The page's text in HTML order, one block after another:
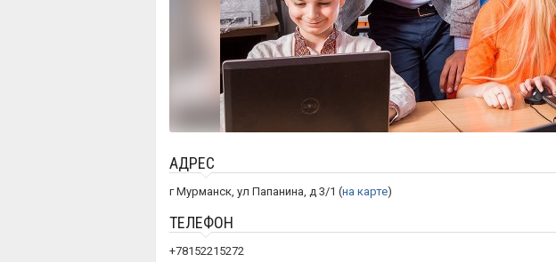
АДРЕС
г Мурманск, ул Папанина, д 3/1 (на карте)
ТЕЛЕФОН
+78152215272